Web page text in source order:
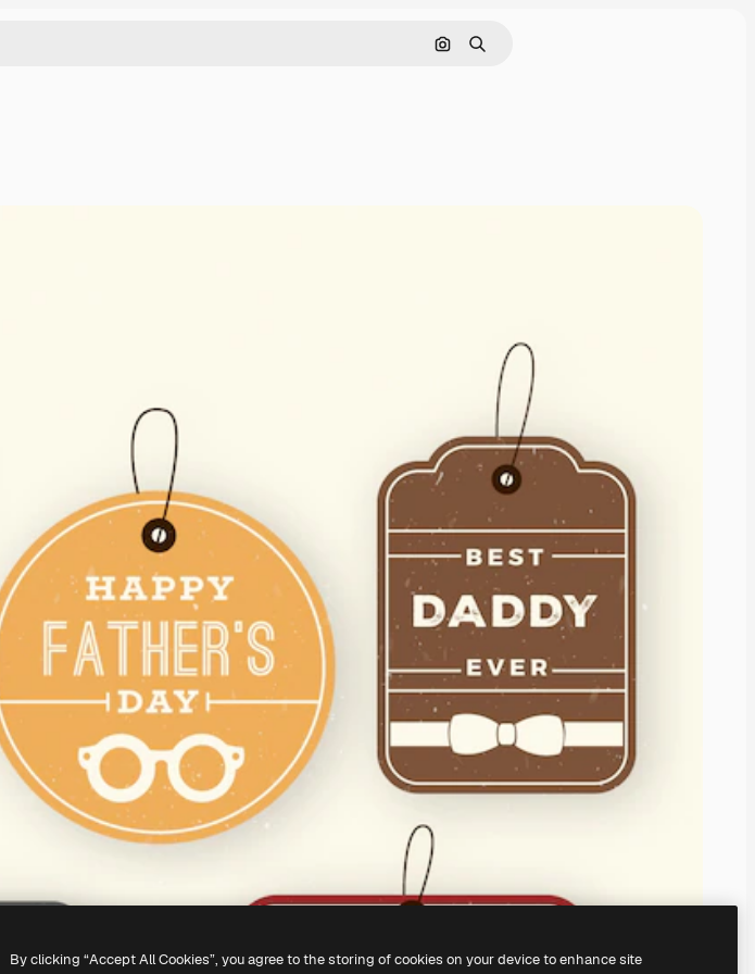
Buscar por imagen
Buscar
By clicking “Accept All Cookies”, you agree to the storing of cookies on your device to enhance site